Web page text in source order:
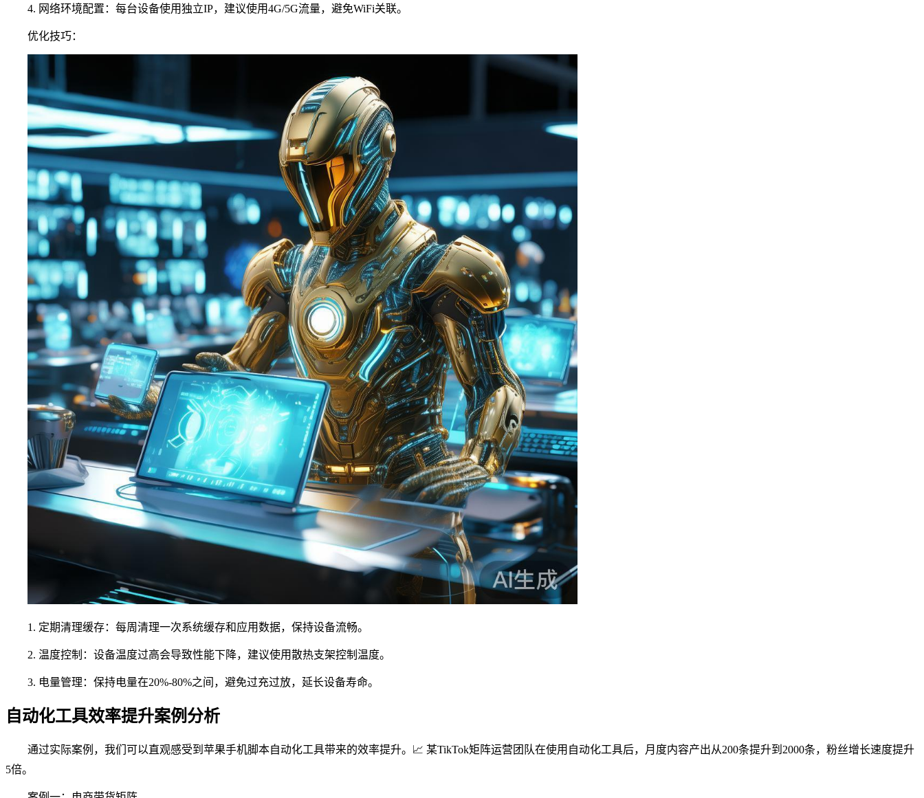
4. 网络环境配置：每台设备使用独立IP，建议使用4G/5G流量，避免WiFi关联。
优化技巧：
1. 定期清理缓存：每周清理一次系统缓存和应用数据，保持设备流畅。
2. 温度控制：设备温度过高会导致性能下降，建议使用散热支架控制温度。
3. 电量管理：保持电量在20%-80%之间，避免过充过放，延长设备寿命。
自动化工具效率提升案例分析
通过实际案例，我们可以直观感受到苹果手机脚本自动化工具带来的效率提升。📈 某TikTok矩阵运营团队在使用自动化工具后，月度内容产出从200条提升到2000条，粉丝增长速度提升
5倍。